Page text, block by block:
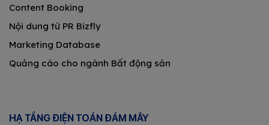
Content Booking
Nội dung từ PR Bizfly
Marketing Database
Quảng cáo cho ngành Bất động sản
HẠ TẦNG ĐIỆN TOÁN ĐÁM MÂY